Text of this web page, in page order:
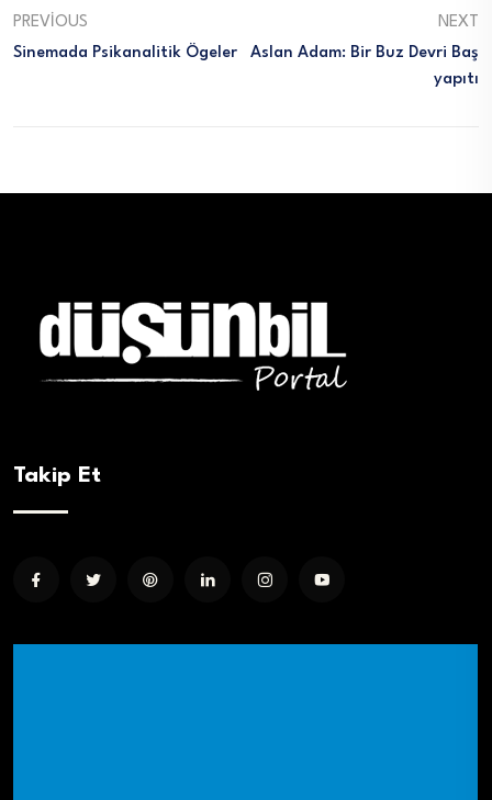
PREVIOUS
Sinemada Psikanalitik Ögeler
NEXT
Aslan Adam: Bir Buz Devri Baş
Yapıtı
Takip Et